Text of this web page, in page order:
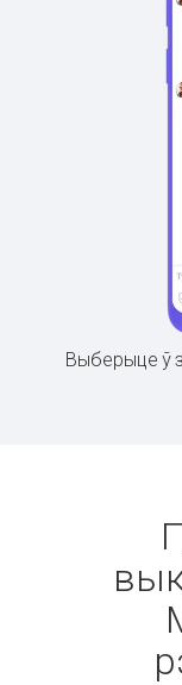
Выберыце ў